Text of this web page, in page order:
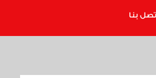
بنا